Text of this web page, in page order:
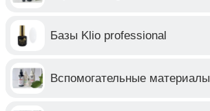
Базы Klio professional
Вспомогательные материалы